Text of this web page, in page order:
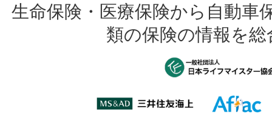
生命保険・医療保険から自動車
類の保険の情報を